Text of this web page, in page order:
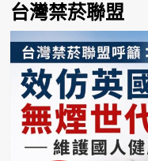
台灣禁菸聯盟